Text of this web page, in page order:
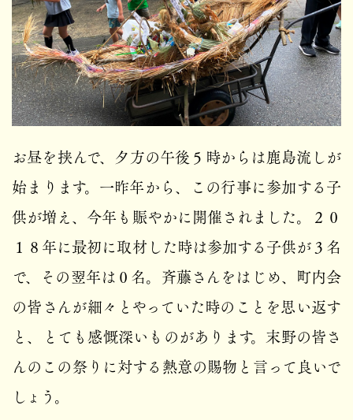
お昼を挟んで、夕方の午後５時からは鹿島流しが
始まります。一昨年から、この行事に参加する子
供が増え、今年も賑やかに開催されました。２０
１８年に最初に取材した時は参加する子供が３名
で、その翌年は０名。斉藤さんをはじめ、町内会
の皆さんが細々とやっていた時のことを思い返す
と、とても感慨深いものがあります。末野の皆さ
んのこの祭りに対する熱意の賜物と言って良いで
しょう。